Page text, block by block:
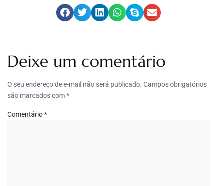
Deixe um comentário
O seu endereço de e-mail não será publicado. Campos obrigatórios
são marcados com*
Comentário*